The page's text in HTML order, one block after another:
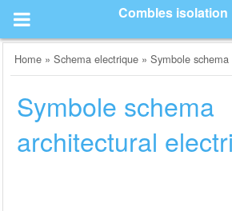
content
Combles isolation
Home »Schema electrique »Symbole
Symbole schema
architectural